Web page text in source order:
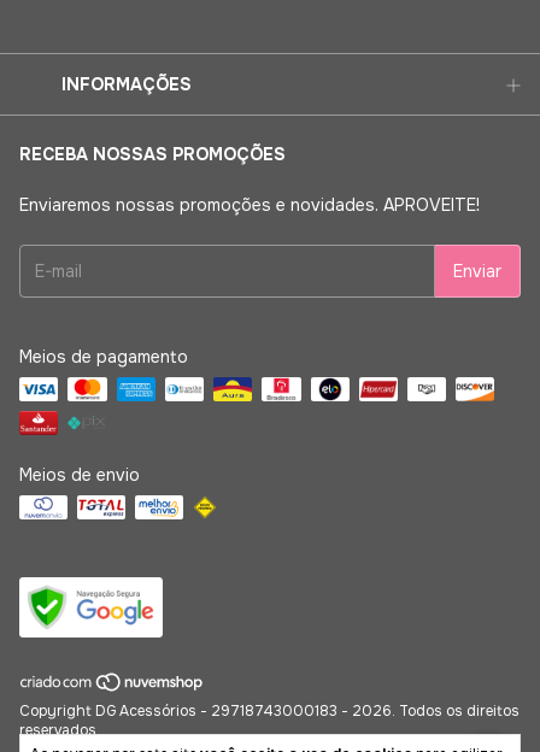
INFORMAÇÕES
RECEBA NOSSAS PROMOÇÕES
Enviaremos nossas promoções e novidades. APROVEITE!
Meios de pagamento
Meios de envio
Copyright DG Acessórios - 29718743000183 - 2026. Todos os direitos
reservados.